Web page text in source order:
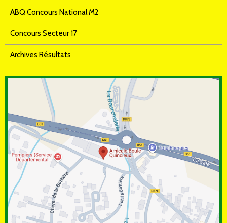
ABQ Concours National M2
Concours Secteur 17
Archives Résultats